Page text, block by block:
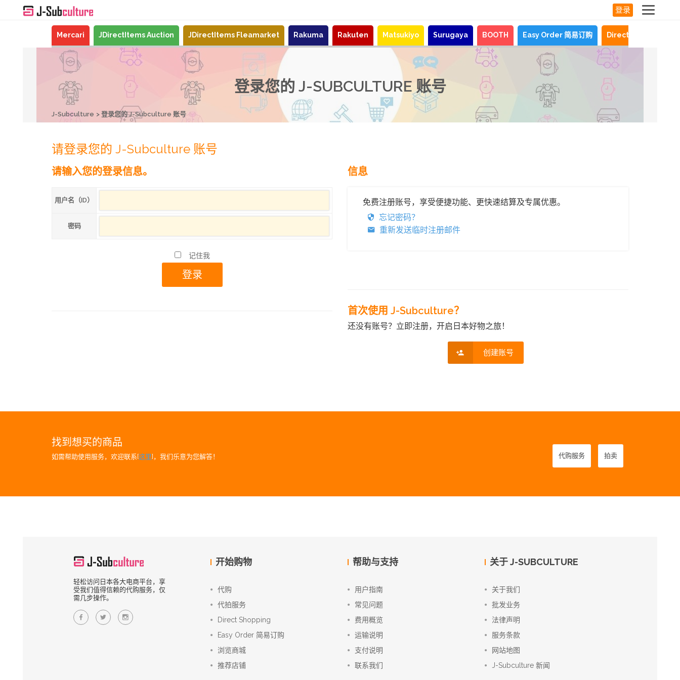
登录
Mercari JDirectItems Auction JDirectItems Fleamarket Rakuma Rakuten Matsukiyo Surugaya BOOTH Easy Order 简易订购 Direct Shopping
登录您的 J-SUBCULTURE 账号
J-Subculture 登录您的 J-Subculture 账号
请登录您的 J-Subculture 账号
请输入您的登录信息。
用户名（ID）
密码
记住我
信息
免费注册账号，享受便捷功能、更快速结算及专属优惠。
忘记密码？
重新发送临时注册邮件
首次使用 J-Subculture？
还没有账号？立即注册，开启日本好物之旅！
创建账号
找到想买的商品
如需帮助使用服务，欢迎联系[这里]，我们乐意为您解答！ 代购服务 拍卖
轻松访问日本各大电商平台，享
受我们值得信赖的代购服务，仅
需几步操作。
开始购物
代购
代拍服务
Direct Shopping
Easy Order 简易订购
浏览商城
推荐店铺
帮助与支持
用户指南
常见问题
费用概览
运输说明
支付说明
联系我们
关于 J-SUBCULTURE
关于我们
批发业务
法律声明
服务条款
网站地图
J-Subculture 新闻